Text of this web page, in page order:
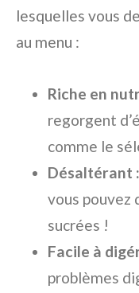
lesquelles vous
au menu :
Riche en
regorgent
comme le
Désaltérant :
vous pouvez
sucrées !
Facile à
problèmes